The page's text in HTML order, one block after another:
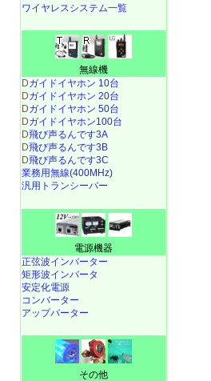
ワイヤレスシステム一覧
無線機
Dガイドイヤホン 10台
Dガイドイヤホン 20台
Dガイドイヤホン 50台
Dガイドイヤホン100台
D飛び声るんです3A
D飛び声るんです3B
D飛び声るんです3C
業務用無線(400MHz)
汎用トランシーバー
電源機器
正弦波インバーター
矩形波インバータ
安定化電源
コンバーター
アップバーター
その他